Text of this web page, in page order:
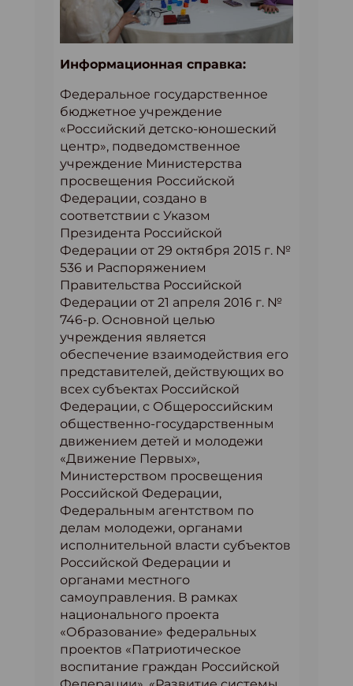
Информационная справка:
Федеральное государственное
бюджетное учреждение
«Российский детско-юношеский
центр», подведомственное
учреждение Министерства
просвещения Российской
Федерации, создано в
соответствии с Указом
Президента Российской
Федерации от 29 октября 2015 г. №
536 и Распоряжением
Правительства Российской
Федерации от 21 апреля 2016 г. №
746-р. Основной целью
учреждения является
обеспечение взаимодействия его
представителей, действующих во
всех субъектах Российской
Федерации, с Общероссийским
общественно-государственным
движением детей и молодежи
«Движение Первых»,
Министерством просвещения
Российской Федерации,
Федеральным агентством по
делам молодежи, органами
исполнительной власти субъектов
Российской Федерации и
органами местного
самоуправления. В рамках
национального проекта
«Образование» федеральных
проектов «Патриотическое
воспитание граждан Российской